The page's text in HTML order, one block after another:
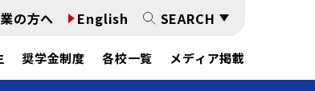
奨学金制度 各校一覧 メディア掲載
の方へ English SEARCH